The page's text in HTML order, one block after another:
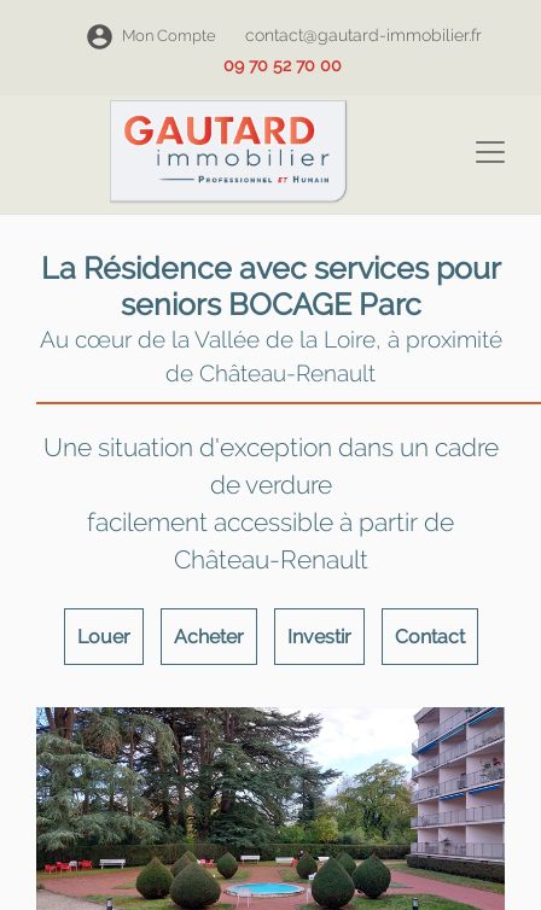
Mon Compte
contact@gautard-immobilier.fr
09 70 52 70 00
La Résidence avec services pour
seniors BOCAGE Parc
Au cœur de la Vallée de la Loire, à proximité
de Château-Renault
Une situation d'exception dans un cadre
de verdure
facilement accessible à partir de
Château-Renault
Louer Acheter Investir Contact